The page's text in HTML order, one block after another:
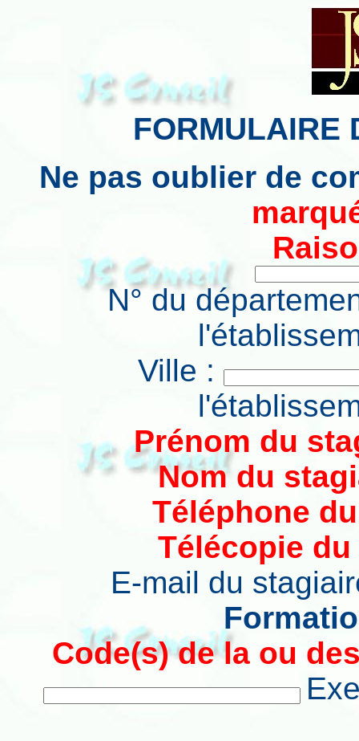
FORMULAIRE
Ne pas oublier de
N° du
Ville :
Prénom du
Nom du
Téléphone
Télécopie
E-mail du
Code(s) de la ou